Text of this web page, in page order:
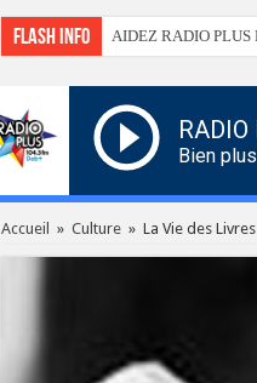
Flash info AIDEZ RADIO
RADIO
Bien
Accueil » Culture » La Vie des